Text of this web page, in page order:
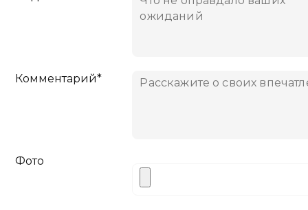
Комментарий*
Фото